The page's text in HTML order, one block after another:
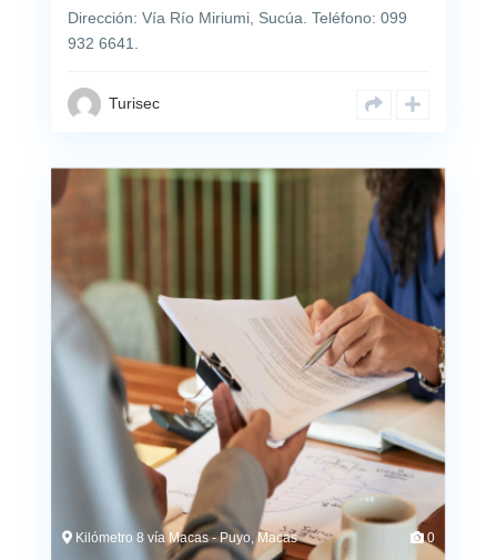
Dirección: Vía Río Miriumi, Sucúa. Teléfono: 099
932 6641.
Turisec
Kilómetro 8 vía Macas - Puyo, Macas 0